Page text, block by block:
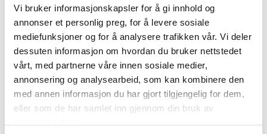
Vi bruker informasjonskapsler for å gi innhold og
annonser et personlig preg, for å levere sosiale
mediefunksjoner og for å analysere trafikken vår. Vi deler
dessuten informasjon om hvordan du bruker nettstedet
vårt, med partnerne våre innen sosiale medier,
annonsering og analysearbeid, som kan kombinere den
med annen informasjon du har gjort tilgjengelig for dem,
eller som de har samlet inn gjennom din bruk av
Marketingkanäle
hinweg.
_ga_# [x2] Google
Wird verwendet, um
Daten zu Google
Gerät und das
Verhalten des
Besuchers zu senden.
Erfasst den Besucher
2 Jahre